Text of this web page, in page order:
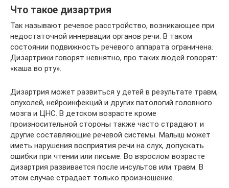
Что такое дизартрия
Так называют речевое расстройство, возникающее при
недостаточной иннервации органов речи. В таком
состоянии подвижность речевого аппарата ограничена.
Дизартрики говорят невнятно, про таких людей говорят:
«каша во рту».
Дизартрия может развиться у детей в результате травм,
опухолей, нейроинфекций и других патологий головного
мозга и ЦНС. В детском возрасте кроме
произносительной стороны также часто страдают и
другие составляющие речевой системы. Малыш может
иметь нарушения восприятия речи на слух, допускать
ошибки при чтении или письме. Во взрослом возрасте
дизартрия развивается после инсультов или травм. В
этом случае страдает только произношение.